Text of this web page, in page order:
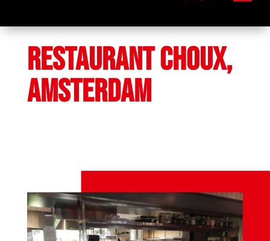
RESTAURANT CHOUX,
AMSTERDAM